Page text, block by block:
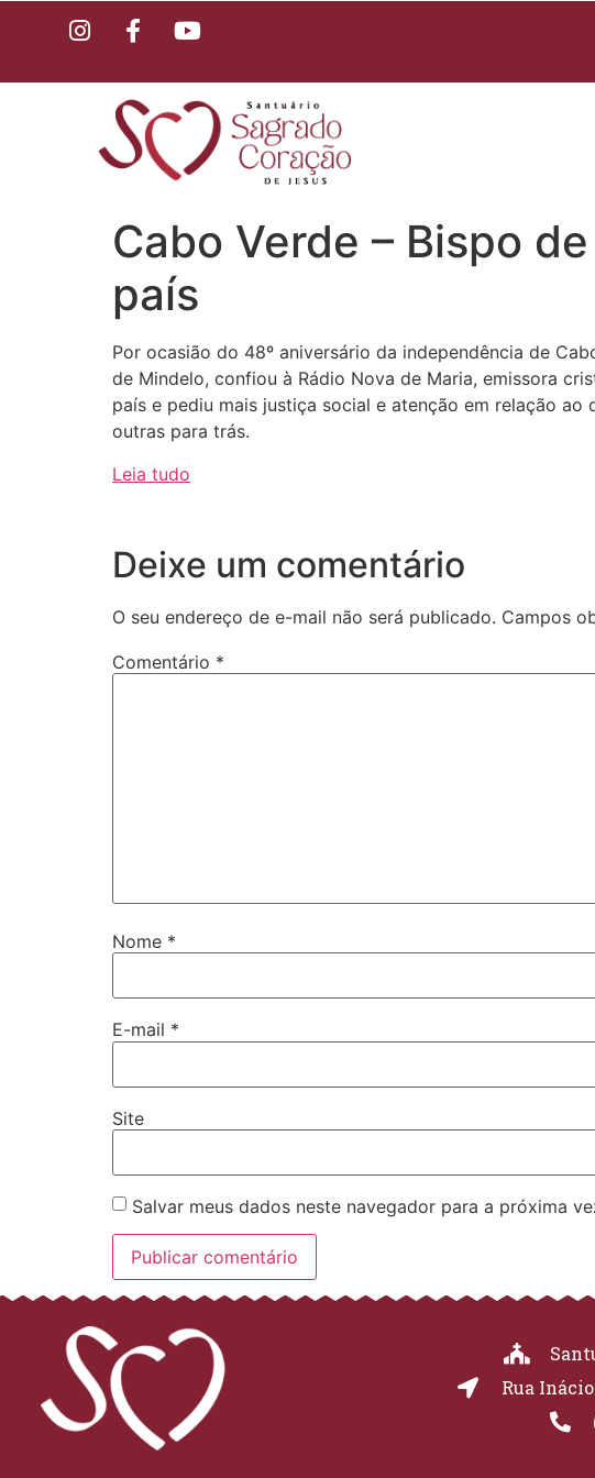
Cabo Verde – Bispo
país
Por ocasião do 48º aniversário da independência de
de Mindelo, confiou à Rádio Nova de Maria, emissora
país e pediu mais justiça social e atenção em relação
outras para trás.
Leia tudo
Deixe um comentário
O seu endereço de e-mail não será publicado. Campos
Comentário *
Nome *
E-mail *
Site
Salvar meus dados neste navegador para a próxima
Rua